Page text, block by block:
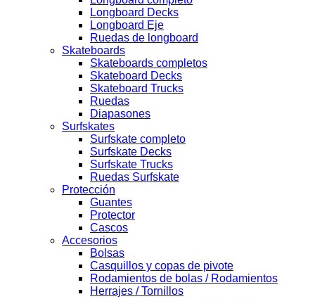
Longboard Decks
Longboard Eje
Ruedas de longboard
Skateboards
Skateboards completos
Skateboard Decks
Skateboard Trucks
Ruedas
Diapasones
Surfskates
Surfskate completo
Surfskate Decks
Surfskate Trucks
Ruedas Surfskate
Protección
Guantes
Protector
Cascos
Accesorios
Bolsas
Casquillos y copas de pivote
Rodamientos de bolas / Rodamientos
Herrajes / Tornillos